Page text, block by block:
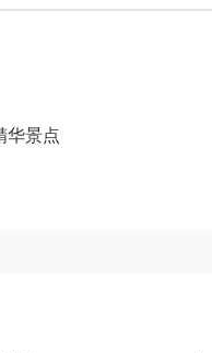
华景点